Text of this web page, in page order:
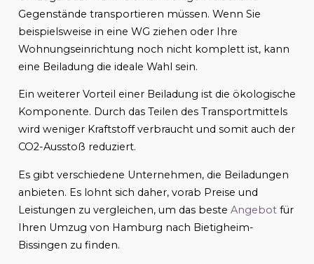
Gegenstände transportieren müssen. Wenn Sie
beispielsweise in eine WG ziehen oder Ihre
Wohnungseinrichtung noch nicht komplett ist, kann
eine Beiladung die ideale Wahl sein.
Ein weiterer Vorteil einer Beiladung ist die ökologische
Komponente. Durch das Teilen des Transportmittels
wird weniger Kraftstoff verbraucht und somit auch der
CO2-Ausstoß reduziert.
Es gibt verschiedene Unternehmen, die Beiladungen
anbieten. Es lohnt sich daher, vorab Preise und
Leistungen zu vergleichen, um das beste Angebotfür
Ihren Umzug von Hamburg nach Bietigheim-
Bissingen zu finden.